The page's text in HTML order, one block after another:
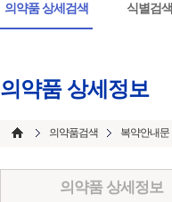
의약품 상세검색 식별검색
의약품 상세정보
의약품검색 복약안내문
의약품 상세정보